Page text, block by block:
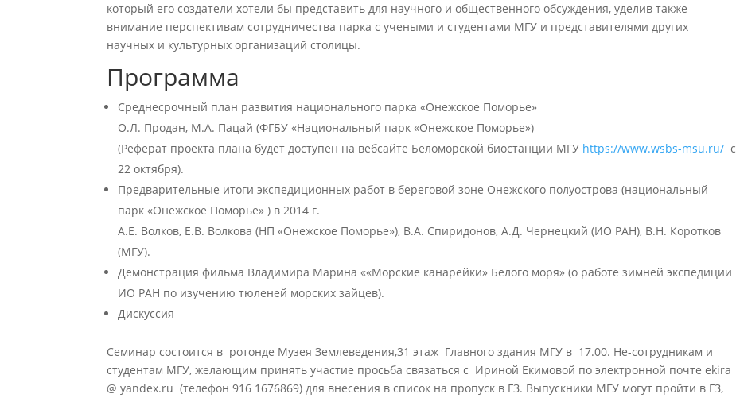
который его создатели хотели бы представить для научного и общественного обсуждения, уделив также
внимание перспективам сотрудничества парка с учеными и студентами МГУ и представителями других
научных и культурных организаций столицы.
Программа
Среднесрочный план развития национального парка «Онежское Поморье»
О.Л. Продан, М.А. Пацай (ФГБУ «Национальный парк «Онежское Поморье»)
(Реферат проекта плана будет доступен на вебсайте Беломорской биостанции МГУ https://www.wsbs-msu.ru/ с
22 октября).
Предварительные итоги экспедиционных работ в береговой зоне Онежского полуострова (национальный
парк «Онежское Поморье» ) в 2014 г.
А.Е. Волков, Е.В. Волкова (НП «Онежское Поморье»), В.А. Спиридонов, А.Д. Чернецкий (ИО РАН), В.Н. Коротков
(МГУ).
Демонстрация фильма Владимира Марина ««Морские канарейки» Белого моря» (о работе зимней экспедиции
ИО РАН по изучению тюленей морских зайцев).
Дискуссия
Семинар состоится в ротонде Музея Землеведения,31 этаж Главного здания МГУ в 17.00. Не-сотрудникам и
студентам МГУ, желающим принять участие просьба связаться с Ириной Екимовой по электронной почте ekira
@ yandex.ru (телефон 916 1676869) для внесения в список на пропуск в ГЗ. Выпускники МГУ могут пройти в ГЗ,